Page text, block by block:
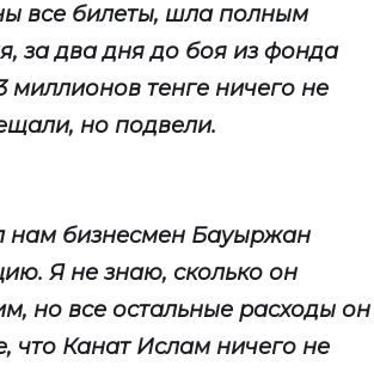
все билеты, шла полным
за два дня до боя из фонда
миллионов тенге ничего не
но подвели.
нам бизнесмен Бауыржан
Я не знаю, сколько он
но все остальные расходы он
что Канат Ислам ничего не